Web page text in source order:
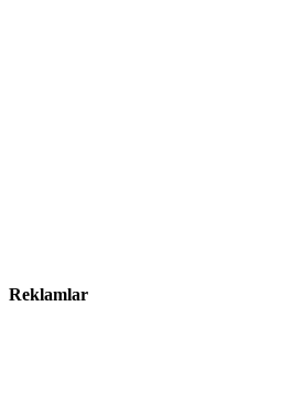
Reklamlar